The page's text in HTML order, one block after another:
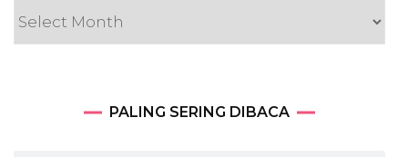
PALING SERING DIBACA